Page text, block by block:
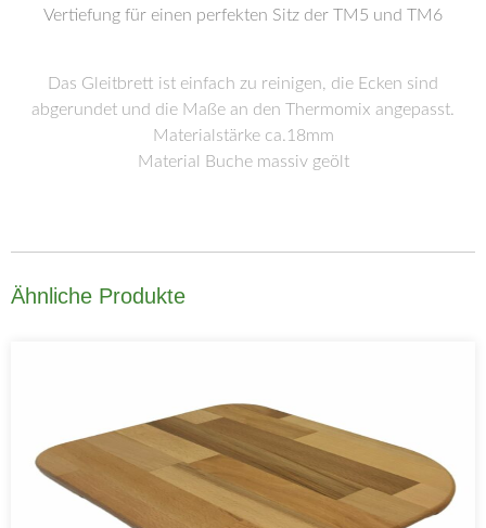
Vertiefung für einen perfekten Sitz der TM5 und TM6
Das Gleitbrett ist einfach zu reinigen, die Ecken sind
abgerundet und die Maße an den Thermomix angepasst.
Materialstärke ca.18mm
Material Buche massiv geölt
Ähnliche Produkte